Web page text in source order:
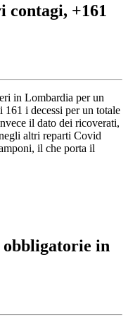
contagi, +161
in Lombardia per un
i decessi per un totale
il dato dei ricoverati,
altri reparti Covid
il che porta il
in